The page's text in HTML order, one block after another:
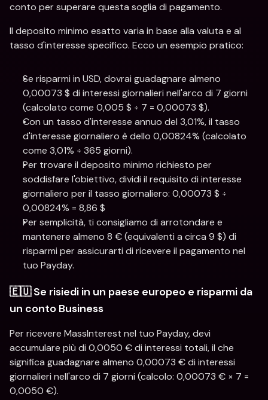
conto per superare questa soglia di pagamento.
Il deposito minimo esatto varia in base alla valuta e al
tasso d'interesse specifico. Ecco un esempio pratico:
Se risparmi in USD, dovrai guadagnare almeno
0,00073 $ di interessi giornalieri nell'arco di 7 giorni
(calcolato come 0,005 $ ÷ 7 = 0,00073 $).
Con un tasso d'interesse annuo del 3,01%, il tasso
d'interesse giornaliero è dello 0,00824% (calcolato
come 3,01% ÷ 365 giorni).
Per trovare il deposito minimo richiesto per
soddisfare l'obiettivo, dividi il requisito di interesse
giornaliero per il tasso giornaliero: 0,00073 $ ÷
0,00824% = 8,86 $
Per semplicità, ti consigliamo di arrotondare e
mantenere almeno 8 € (equivalenti a circa 9 $) di
risparmi per assicurarti di ricevere il pagamento nel
tuo Payday.
🇪🇺 Se risiedi in un paese europeo e risparmi da
un conto Business
Per ricevere MassInterest nel tuo Payday, devi
accumulare più di 0,0050 € di interessi totali, il che
significa guadagnare almeno 0,00073 € di interessi
giornalieri nell'arco di 7 giorni (calcolo: 0,00073 € × 7 =
0,0050 €).